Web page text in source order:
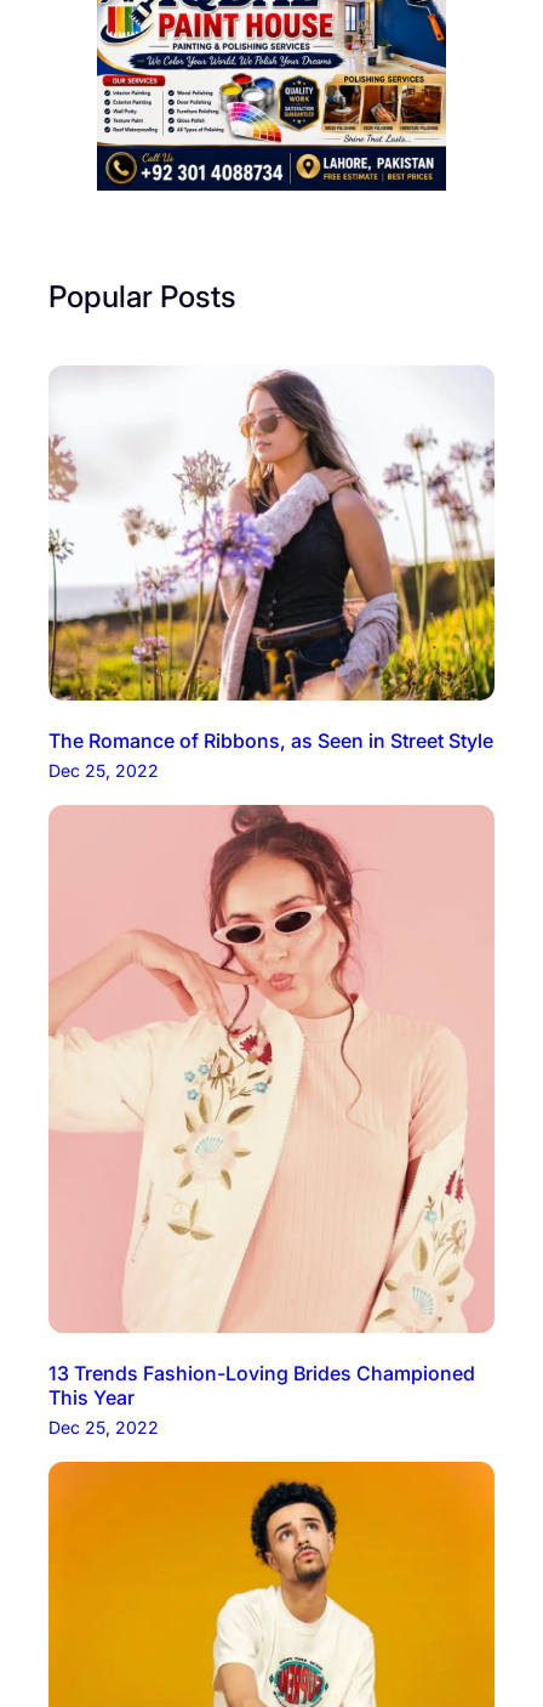
Popular Posts
The Romance of Ribbons, as Seen in Street Style
Dec 25, 2022
13 Trends Fashion-Loving Brides Championed
This Year
Dec 25, 2022